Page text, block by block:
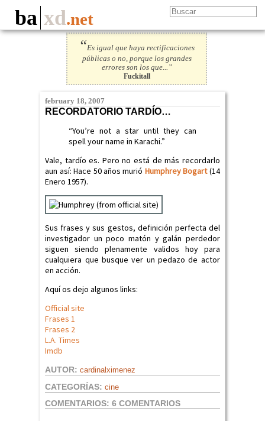
ba xd.net
“Es igual que haya rectificaciones
públicas o no, porque los grandes
errores son los que...”
Fuckitall
february 18, 2007
RECORDATORIO TARDÍO…
“You’re not a star until they can
spell your name in Karachi.”
Vale, tardío es. Pero no está de más recordarlo
aun así: Hace 50 años murió Humphrey Bogart(14
Enero 1957).
Sus frases y sus gestos, definición perfecta del
investigador un poco matón y galán perdedor
siguen siendo plenamente validos hoy para
cualquiera que busque ver un pedazo de actor
en acción.
Aquí os dejo algunos links:
Official site
Frases 1
Frases 2
L.A. Times
Imdb
AUTOR: cardinalximenez
CATEGORÍAS: cine
COMENTARIOS:6 COMENTARIOS